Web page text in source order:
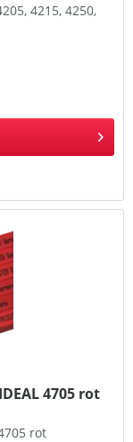
4215, 4250,
4705 rot
rot